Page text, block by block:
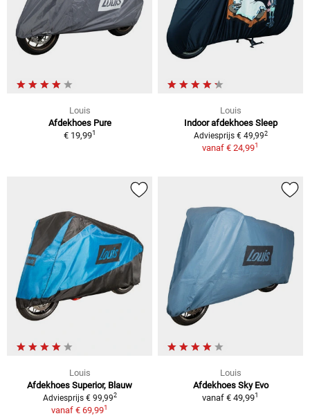
Louis
Afdekhoes Pure
€ 19,991
Louis
Indoor afdekhoes Sleep
Adviesprijs € 49,992
vanaf € 24,991
Louis
Afdekhoes Superior, Blauw
Adviesprijs € 99,992
vanaf € 69,991
Louis
Afdekhoes Sky Evo
vanaf € 49,991